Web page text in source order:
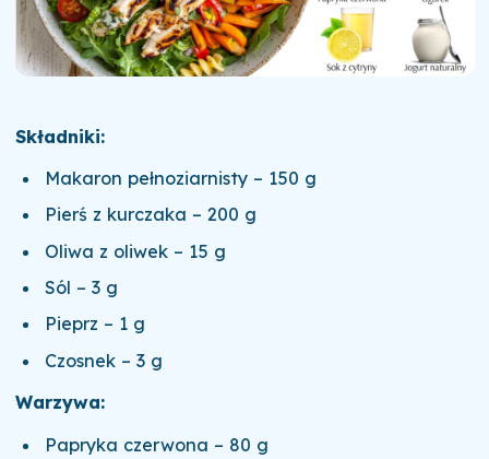
Składniki:
Makaron pełnoziarnisty – 150 g
Pierś z kurczaka – 200 g
Oliwa z oliwek – 15 g
Sól – 3 g
Pieprz – 1 g
Czosnek – 3 g
Warzywa:
Papryka czerwona – 80 g